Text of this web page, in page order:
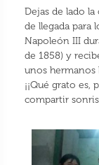
Dejas de lado
de llegada para
Napoleón III
de 1858) y
unos hermanos
¡¡Qué grato es,
compartir